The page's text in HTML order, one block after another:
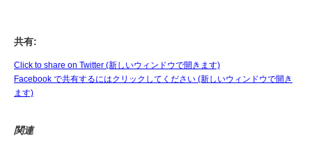
共有:
Click to share on Twitter (新しいウィンドウで開きます)
Facebook で共有するにはクリックしてください (新しいウィンドウで開き
ます)
関連